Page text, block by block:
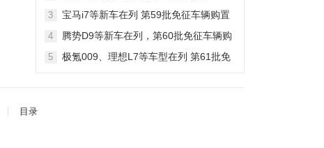
3
宝马i7等新车在列 第59批免征车辆购置
4
腾势D9等新车在列，第60批免征车辆购
5
极氪009、理想L7等车型在列 第61批免
目录